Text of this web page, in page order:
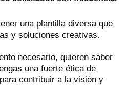
una plantilla diversa que
y soluciones creativas.
necesario, quieren saber
una fuerte ética de
contribuir a la visión y